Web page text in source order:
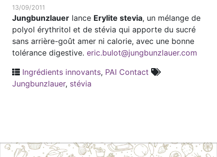
13/09/2011
Jungbunzlauer lance Erylite stevia, un mélange de
polyol érythritol et de stévia qui apporte du sucré
sans arrière-goût amer ni calorie, avec une bonne
tolérance digestive. eric.bulot@jungbunzlauer.com
Ingrédients innovants, PAI Contact
Jungbunzlauer, stévia